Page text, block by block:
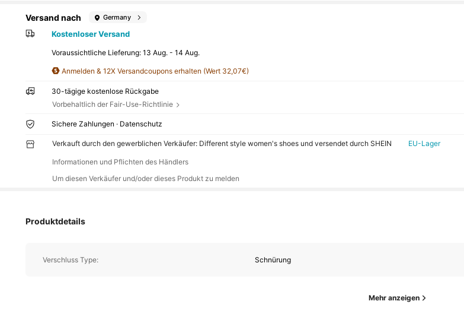
Versand nach Germany
Kostenloser Versand
Voraussichtliche Lieferung:13 Aug. - 14 Aug.
Anmelden & 12X Versandcoupons erhalten (Wert 32,07€)
30-tägige kostenlose Rückgabe
Vorbehaltlich der Fair-Use-Richtlinie
Sichere Zahlungen · Datenschutz
Verkauft durch den gewerblichen Verkäufer: Different style women's shoes und versendet durch SHEIN EU-Lager
Informationen und Pflichten des Händlers
Um diesen Verkäufer und/oder dieses Produkt zu melden
Produktdetails
Verschluss Type: Schnürung
Mehr anzeigen